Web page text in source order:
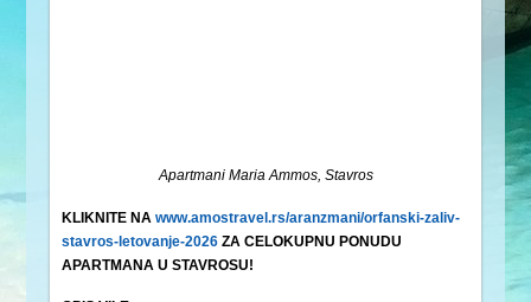
Apartmani Maria Ammos, Stavros
KLIKNITE NAwww.amostravel.rs/aranzmani/orfanski-zaliv-
stavros-letovanje-2026 ZA CELOKUPNU PONUDU
APARTMANA U STAVROSU!